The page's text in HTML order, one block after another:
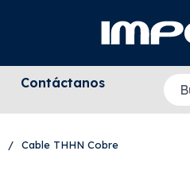
Contáctanos
/ Cable THHN Cobre